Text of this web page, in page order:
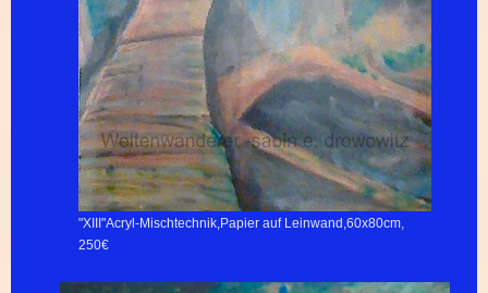
"XIII"Acryl-Mischtechnik,Papier auf Leinwand,60x80cm,
250€